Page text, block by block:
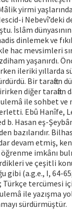
yirmi
i Nebevî’deki
İslâm
dinlemek ve
hac mevsimleri
yaşanırdı.
ileriki yıllarda
Bir taraftan
diğer taraftan
ile sohbet ve
Ebû Hanîfe,
b. Hasan eş-
bazılarıdır.
devam etmiş,
imkânı
ve çeşitli
gibi (a.g.e., I, 64-
Türkçe tercümesi
ile yazışma
sürdürmüştür.